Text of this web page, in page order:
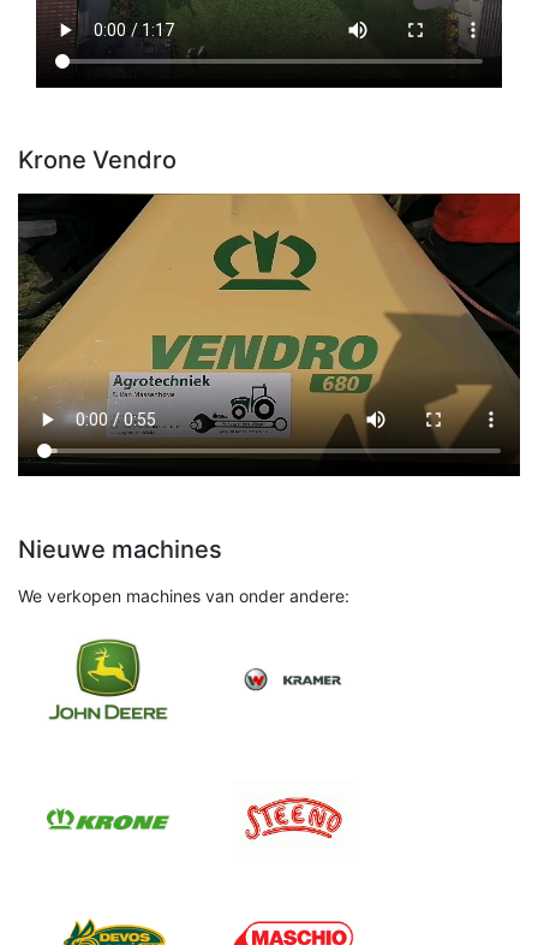
Krone Vendro
Nieuwe machines
We verkopen machines van onder andere: